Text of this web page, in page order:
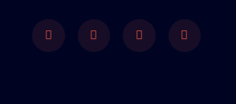
FacebookTwitter Youtube Instagram